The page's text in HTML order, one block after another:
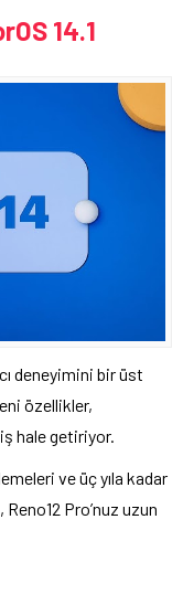
14.1
deneyimini bir üst
özellikler,
hale getiriyor.
ve üç yıla kadar
Pro’nuz uzun